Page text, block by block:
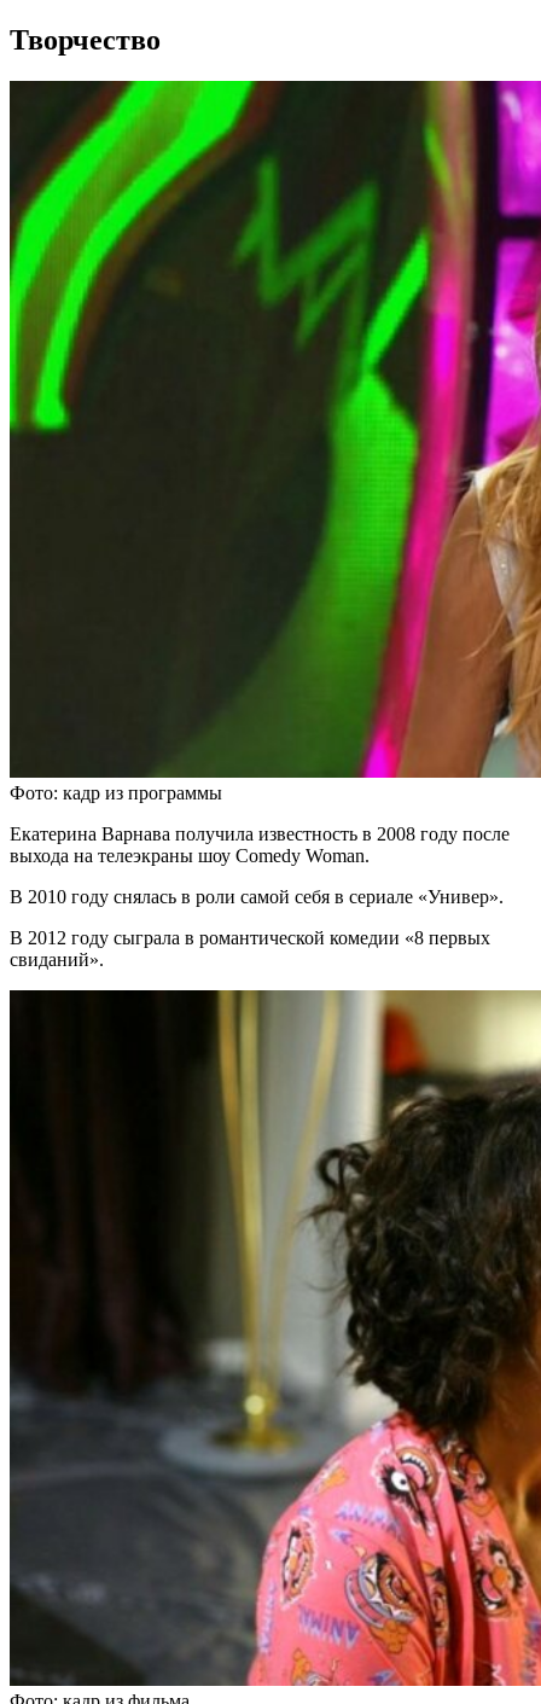
Творчество
Фото: кадр из программы
Екатерина Варнава получила известность в 2008 году после
выхода на телеэкраны шоу Comedy Woman.
В 2010 году снялась в роли самой себя в сериале «Универ».
В 2012 году сыграла в романтической комедии «8 первых
свиданий».